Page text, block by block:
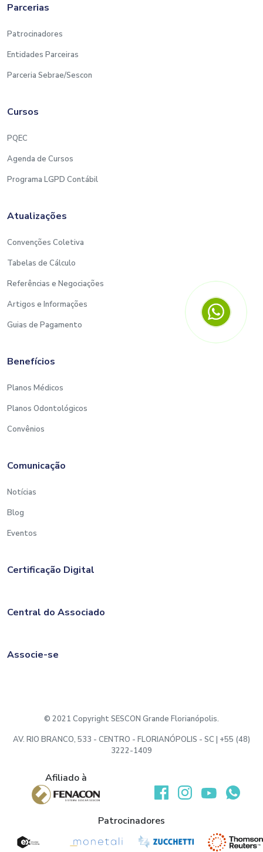
Parcerias
Patrocinadores
Entidades Parceiras
Parceria Sebrae/Sescon
Cursos
PQEC
Agenda de Cursos
Programa LGPD Contábil
Atualizações
Convenções Coletiva
Tabelas de Cálculo
Referências e Negociações
Artigos e Informações
Guias de Pagamento
Benefícios
Planos Médicos
Planos Odontológicos
Convênios
Comunicação
Notícias
Blog
Eventos
Certificação Digital
Central do Associado
Associe-se
© 2021 Copyright SESCON Grande Florianópolis.
AV. RIO BRANCO, 533 - CENTRO - FLORIANÓPOLIS - SC | +55 (48)
3222-1409
Afiliado à
Desenvolvido por:
Patrocinadores